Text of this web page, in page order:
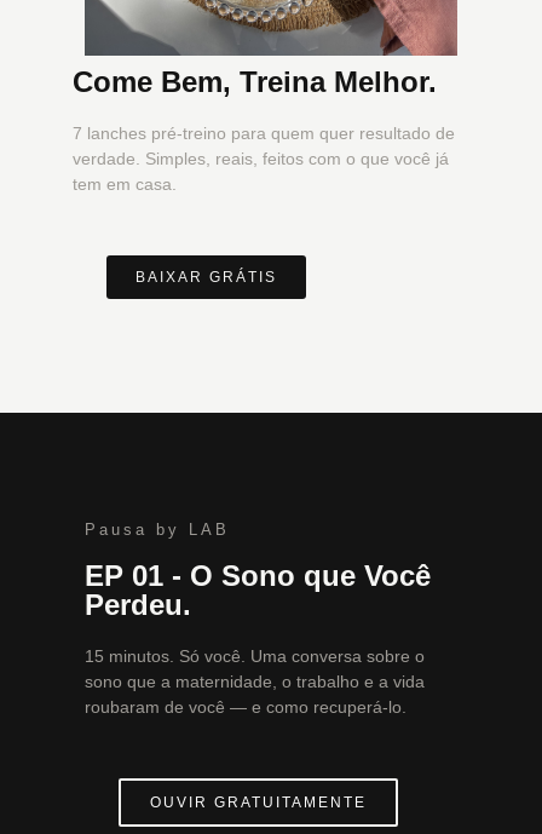
Come Bem, Treina Melhor.
7 lanches pré-treino para quem quer resultado de
verdade. Simples, reais, feitos com o que você já
tem em casa.
BAIXAR GRÁTIS
Pausa by LAB
EP 01 - O Sono que Você
Perdeu.
15 minutos. Só você. Uma conversa sobre o
sono que a maternidade, o trabalho e a vida
roubaram de você — e como recuperá-lo.
OUVIR GRATUITAMENTE